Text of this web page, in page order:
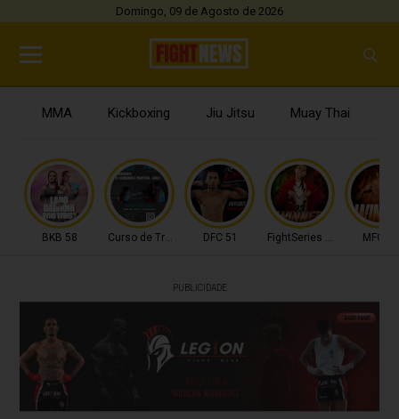
Domingo, 09 de Agosto de 2026
MMA Kickboxing Jiu Jitsu Muay Thai
BKB 58 Curso de TreinadoresDFC 51 FightSeries 11 MFC 53
PUBLICIDADE